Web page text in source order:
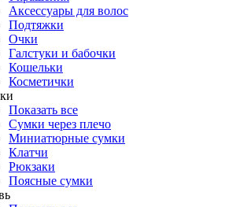
Аксессуары для волос
Подтяжки
Очки
Галстуки и бабочки
Кошельки
Косметички
Показать все
Сумки через плечо
Миниатюрные cумки
Клатчи
Рюкзаки
Поясные сумки